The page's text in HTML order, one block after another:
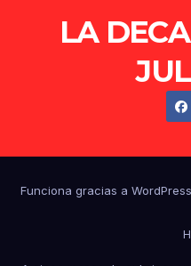
LA
Funciona gracias a WordPress